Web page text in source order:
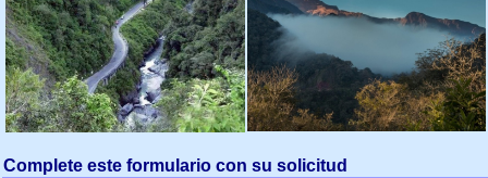
Complete este formulario con su solicitud